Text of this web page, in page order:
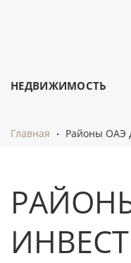
НЕДВИЖИМОСТЬ
Главная Районы ОАЭ